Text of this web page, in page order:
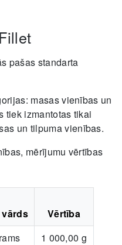
pašas standarta
masas vienības un
tiek izmantotas tikai
un tilpuma vienības.
mērījumu vērtības
Vērtība
1 000,00 g